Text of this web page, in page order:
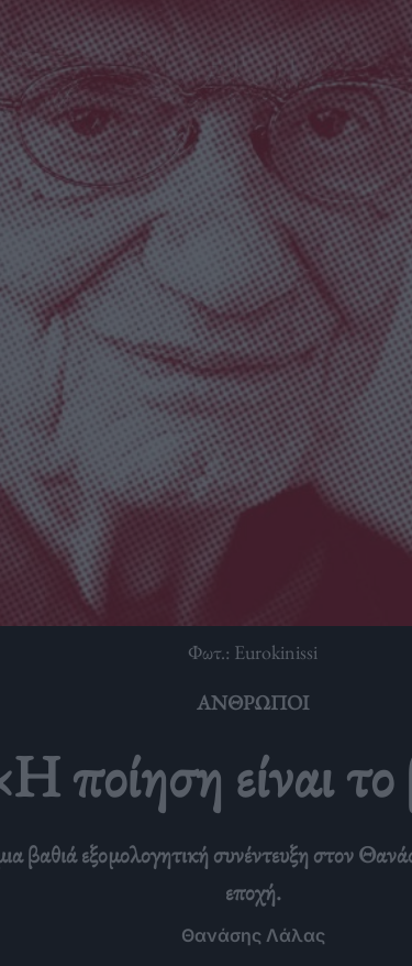
Φωτ.: Eurokinissi
ΆΝΘΡΩΠΟΙ
ποίηση είναι
βαθιά εξομολογητική συνέντευξη στον
εποχή.
Θανάσης Λάλας